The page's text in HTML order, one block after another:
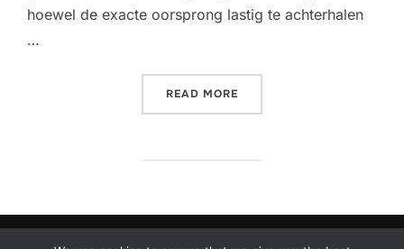
hoewel de exacte oorsprong lastig te achterhalen
…
READ MORE